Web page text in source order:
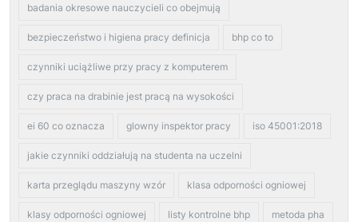
badania okresowe nauczycieli co obejmują
bezpieczeństwo i higiena pracy definicja bhp co to
czynniki uciążliwe przy pracy z komputerem
czy praca na drabinie jest pracą na wysokości
ei 60 co oznacza glowny inspektor pracy iso 45001:2018
jakie czynniki oddziałują na studenta na uczelni
karta przeglądu maszyny wzór klasa odporności ogniowej
klasy odporności ogniowej listy kontrolne bhp metoda pha